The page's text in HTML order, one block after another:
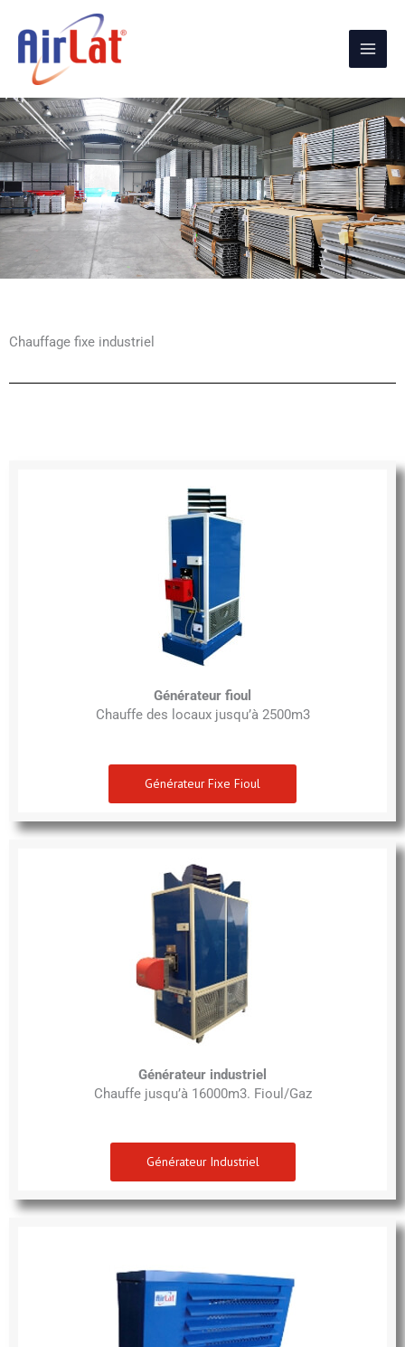
contenu
Chauffage fixe industriel
Générateur fioul
Chauffe des locaux jusqu’à 2500m3
Générateur Fixe Fioul
Générateur industriel
Chauffe jusqu’à 16000m3. Fioul/Gaz
Générateur Industriel